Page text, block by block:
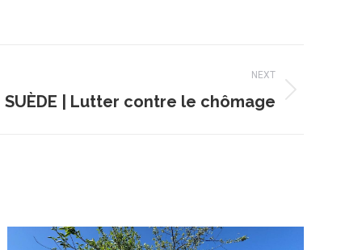
NEXT
SUÈDE | Lutter contre le chômage